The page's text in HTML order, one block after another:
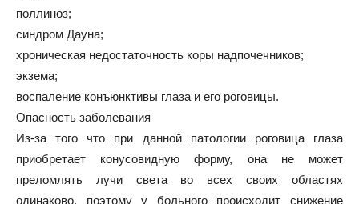
поллиноз;
синдром Дауна;
хроническая недостаточность коры надпочечников;
экзема;
воспаление конъюнктивы глаза и его роговицы.
Опасность заболевания
Из-за того что при данной патологии роговица глаза
приобретает конусовидную форму, она не может
преломлять лучи света во всех своих областях
одинаково, поэтому у больного происходит снижение